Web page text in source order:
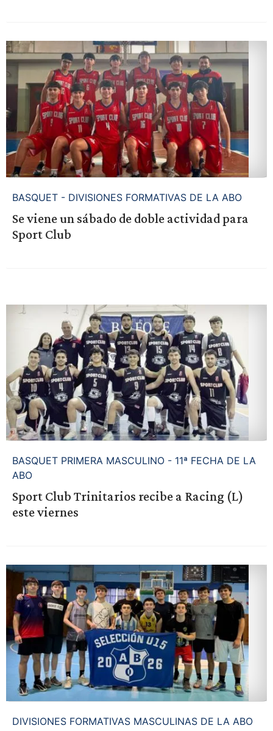
BASQUET - DIVISIONES FORMATIVAS DE LA ABO
Se viene un sábado de doble actividad para
Sport Club
BASQUET PRIMERA MASCULINO - 11ª FECHA DE LA
ABO
Sport Club Trinitarios recibe a Racing (L)
este viernes
DIVISIONES FORMATIVAS MASCULINAS DE LA ABO